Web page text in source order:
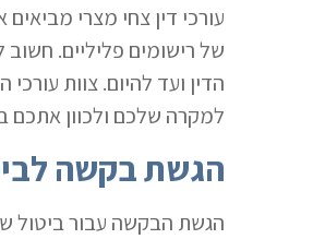
עורכי דין צחי מצרי מביאים
של רישומים פליליים.
הדין ועד להיום. צוות
למקרה שלכם ולכוון אתכם
הגשת בקשה
הגשת הבקשה עבור ביטול